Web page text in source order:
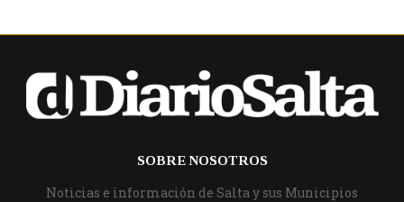
SOBRE NOSOTROS
Noticias e información de Salta y sus Municipios